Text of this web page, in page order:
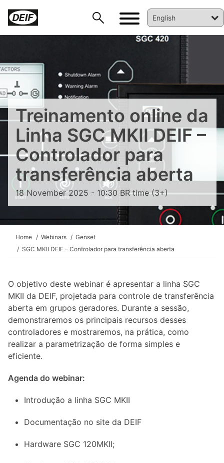
Treinamento online da
Linha SGC MKII DEIF –
Controlador para
transferência aberta
18 November 2025 - 10:30 BR time (3+)
Home Webinars
Genset
SGC MKII DEIF – Controlador para transferência aberta
O objetivo deste webinar é apresentar a linha SGC
MKII da DEIF, projetada para controle de transferência
aberta em grupos geradores. Durante a sessão,
demonstraremos os principais recursos desses
controladores e mostraremos, na prática, como
realizar a parametrização de forma simples e
eficiente.
Agenda do webinar:
Introdução a linha SGC MKII
Documentação no site da DEIF
Hardware SGC 120MKII;
DEIF PowerAI